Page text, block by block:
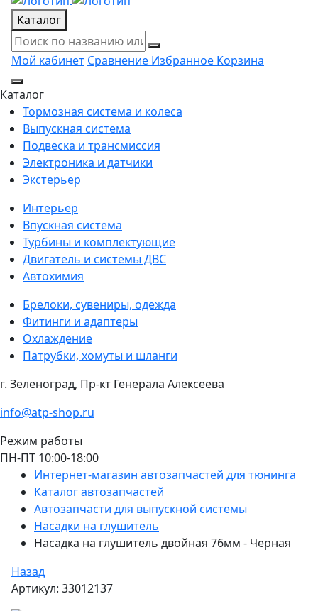
Каталог
Мой кабинет Сравнение Избранное Корзина
Каталог
Тормозная система и колеса
Выпускная система
Подвеска и трансмиссия
Электроника и датчики
Экстерьер
Интерьер
Впускная система
Турбины и комплектующие
Двигатель и системы ДВС
Автохимия
Брелоки, сувениры, одежда
Фитинги и адаптеры
Охлаждение
Патрубки, хомуты и шланги
г. Зеленоград, Пр-кт Генерала Алексеева
info@atp-shop.ru
Режим работы
ПН-ПТ 10:00-18:00
Интернет-магазин автозапчастей для тюнинга
Каталог автозапчастей
Автозапчасти для выпускной системы
Насадки на глушитель
Насадка на глушитель двойная 76мм - Черная
Назад
Артикул: 33012137